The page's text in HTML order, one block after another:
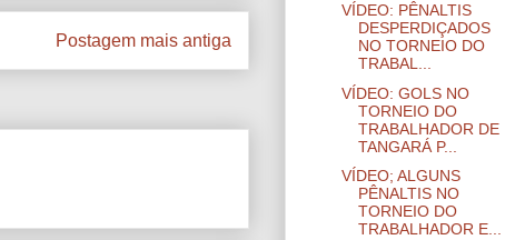
Postagem mais antiga
VÍDEO: PÊNALTIS
DESPERDIÇADOS
NO TORNEIO DO
TRABAL...
VÍDEO: GOLS NO
TORNEIO DO
TRABALHADOR DE
TANGARÁ P...
VÍDEO; ALGUNS
PÊNALTIS NO
TORNEIO DO
TRABALHADOR E...